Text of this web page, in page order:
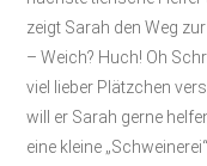
zeigt Sarah den Weg
– Weich? Huch! Oh
viel lieber Plätzchen
will er Sarah gerne
eine kleine